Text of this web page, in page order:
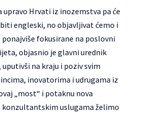
upravo Hrvati iz inozemstva pa će
engleski, no objavljivat ćemo i
fokusirane na poslovni
objasnio je glavni urednik
na kraju i poziv svim
inovatorima i udrugama iz
„most“ i potaknu nova
konzultantskim uslugama želimo